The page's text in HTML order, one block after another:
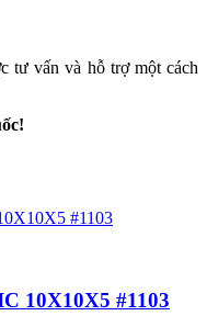
tư vấn và hỗ trợ một cách
10X10X5 #1103